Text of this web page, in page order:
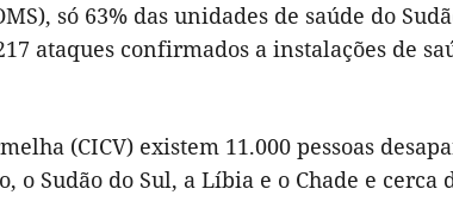
só 63% das unidades de saúde do
ataques confirmados a instalações de
(CICV) existem 11.000 pessoas
o Sudão do Sul, a Líbia e o Chade e cerca